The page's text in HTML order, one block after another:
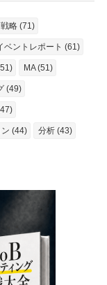
戦略 (71)
ベントレポート (61)
MA (51)
(49)
(44) 分析 (43)